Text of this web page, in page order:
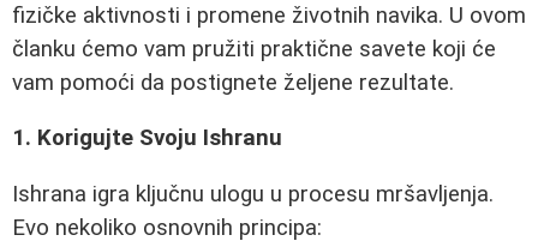
fizičke aktivnosti i promene životnih navika. U ovom
članku ćemo vam pružiti praktične savete koji će
vam pomoći da postignete željene rezultate.
1. Korigujte Svoju Ishranu
Ishrana igra ključnu ulogu u procesu mršavljenja.
Evo nekoliko osnovnih principa: